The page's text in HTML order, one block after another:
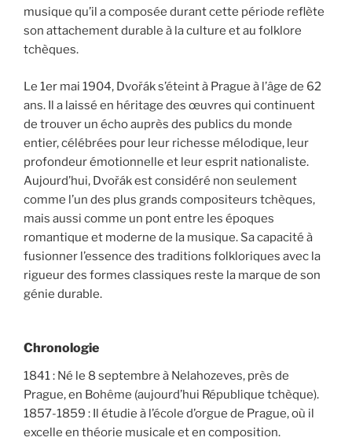
musique qu’il a composée durant cette période reflète
son attachement durable à la culture et au folklore
tchèques.
Le 1er mai 1904, Dvořák s’éteint à Prague à l’âge de 62
ans. Il a laissé en héritage des œuvres qui continuent
de trouver un écho auprès des publics du monde
entier, célébrées pour leur richesse mélodique, leur
profondeur émotionnelle et leur esprit nationaliste.
Aujourd’hui, Dvořák est considéré non seulement
comme l’un des plus grands compositeurs tchèques,
mais aussi comme un pont entre les époques
romantique et moderne de la musique. Sa capacité à
fusionner l’essence des traditions folkloriques avec la
rigueur des formes classiques reste la marque de son
génie durable.
Chronologie
1841 : Né le 8 septembre à Nelahozeves, près de
Prague, en Bohême (aujourd’hui République tchèque).
1857-1859 : Il étudie à l’école d’orgue de Prague, où il
excelle en théorie musicale et en composition.